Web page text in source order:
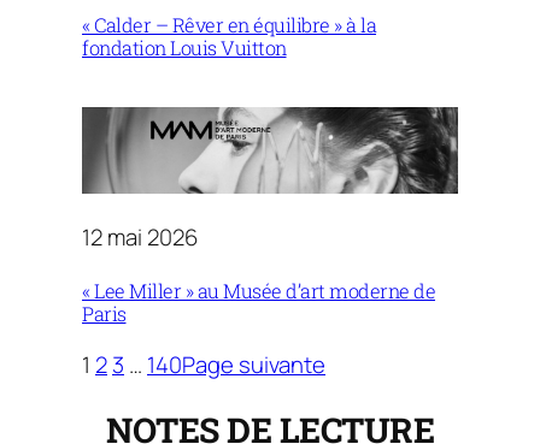
« Calder – Rêver en équilibre » à la
fondation Louis Vuitton
12 mai 2026
« Lee Miller » au Musée d’art moderne de
Paris
1 23 … 140Page suivante
NOTES DE LECTURE